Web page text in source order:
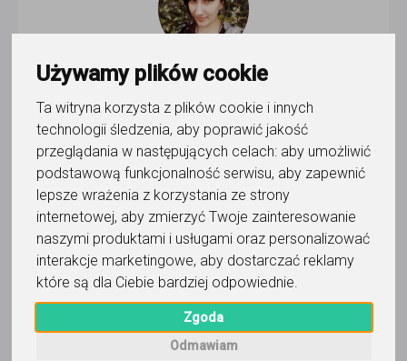
Używamy plików cookie
Ta witryna korzysta z plików cookie i innych
technologii śledzenia, aby poprawić jakość
przeglądania w następujących celach: aby umożliwić
podstawową funkcjonalność serwisu, aby zapewnić
lepsze wrażenia z korzystania ze strony
internetowej, aby zmierzyć Twoje zainteresowanie
naszymi produktami i usługami oraz personalizować
interakcje marketingowe, aby dostarczać reklamy
które są dla Ciebie bardziej odpowiednie.
Zgoda
Odmawiam
Ewa Mrugalska
Wyślij wiadomość
Ostatnia aktywność:
wczoraj
Pokaż
Korepetytor prowadzi zajęcia online
Wyślij wiadomość